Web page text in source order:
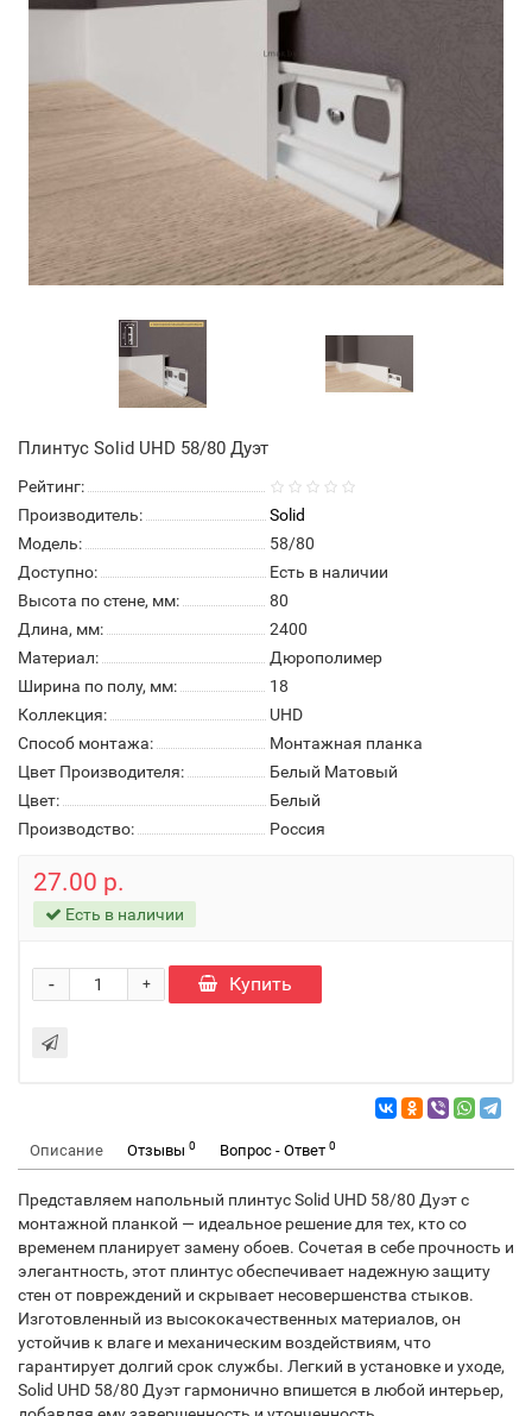
Плинтус Solid UHD 58/80 Дуэт
Рейтинг:
Производитель:
Solid
Модель:
58/80
Доступно:
Есть в наличии
Высота по стене, мм:
80
Длина, мм:
2400
Материал:
Дюрополимер
Ширина по полу, мм:
18
Коллекция:
UHD
Способ монтажа:
Монтажная планка
Цвет Производителя:
Белый Матовый
Цвет:
Белый
Производство:
Россия
27.00 р.
Есть в наличии
+
- Купить
Описание Отзывы 0 Вопрос - Ответ 0
Представляем напольный плинтус Solid UHD 58/80 Дуэт с
монтажной планкой — идеальное решение для тех, кто со
временем планирует замену обоев. Сочетая в себе прочность и
элегантность, этот плинтус обеспечивает надежную защиту
стен от повреждений и скрывает несовершенства стыков.
Изготовленный из высококачественных материалов, он
устойчив к влаге и механическим воздействиям, что
гарантирует долгий срок службы. Легкий в установке и уходе,
Solid UHD 58/80 Дуэт гармонично впишется в любой интерьер,